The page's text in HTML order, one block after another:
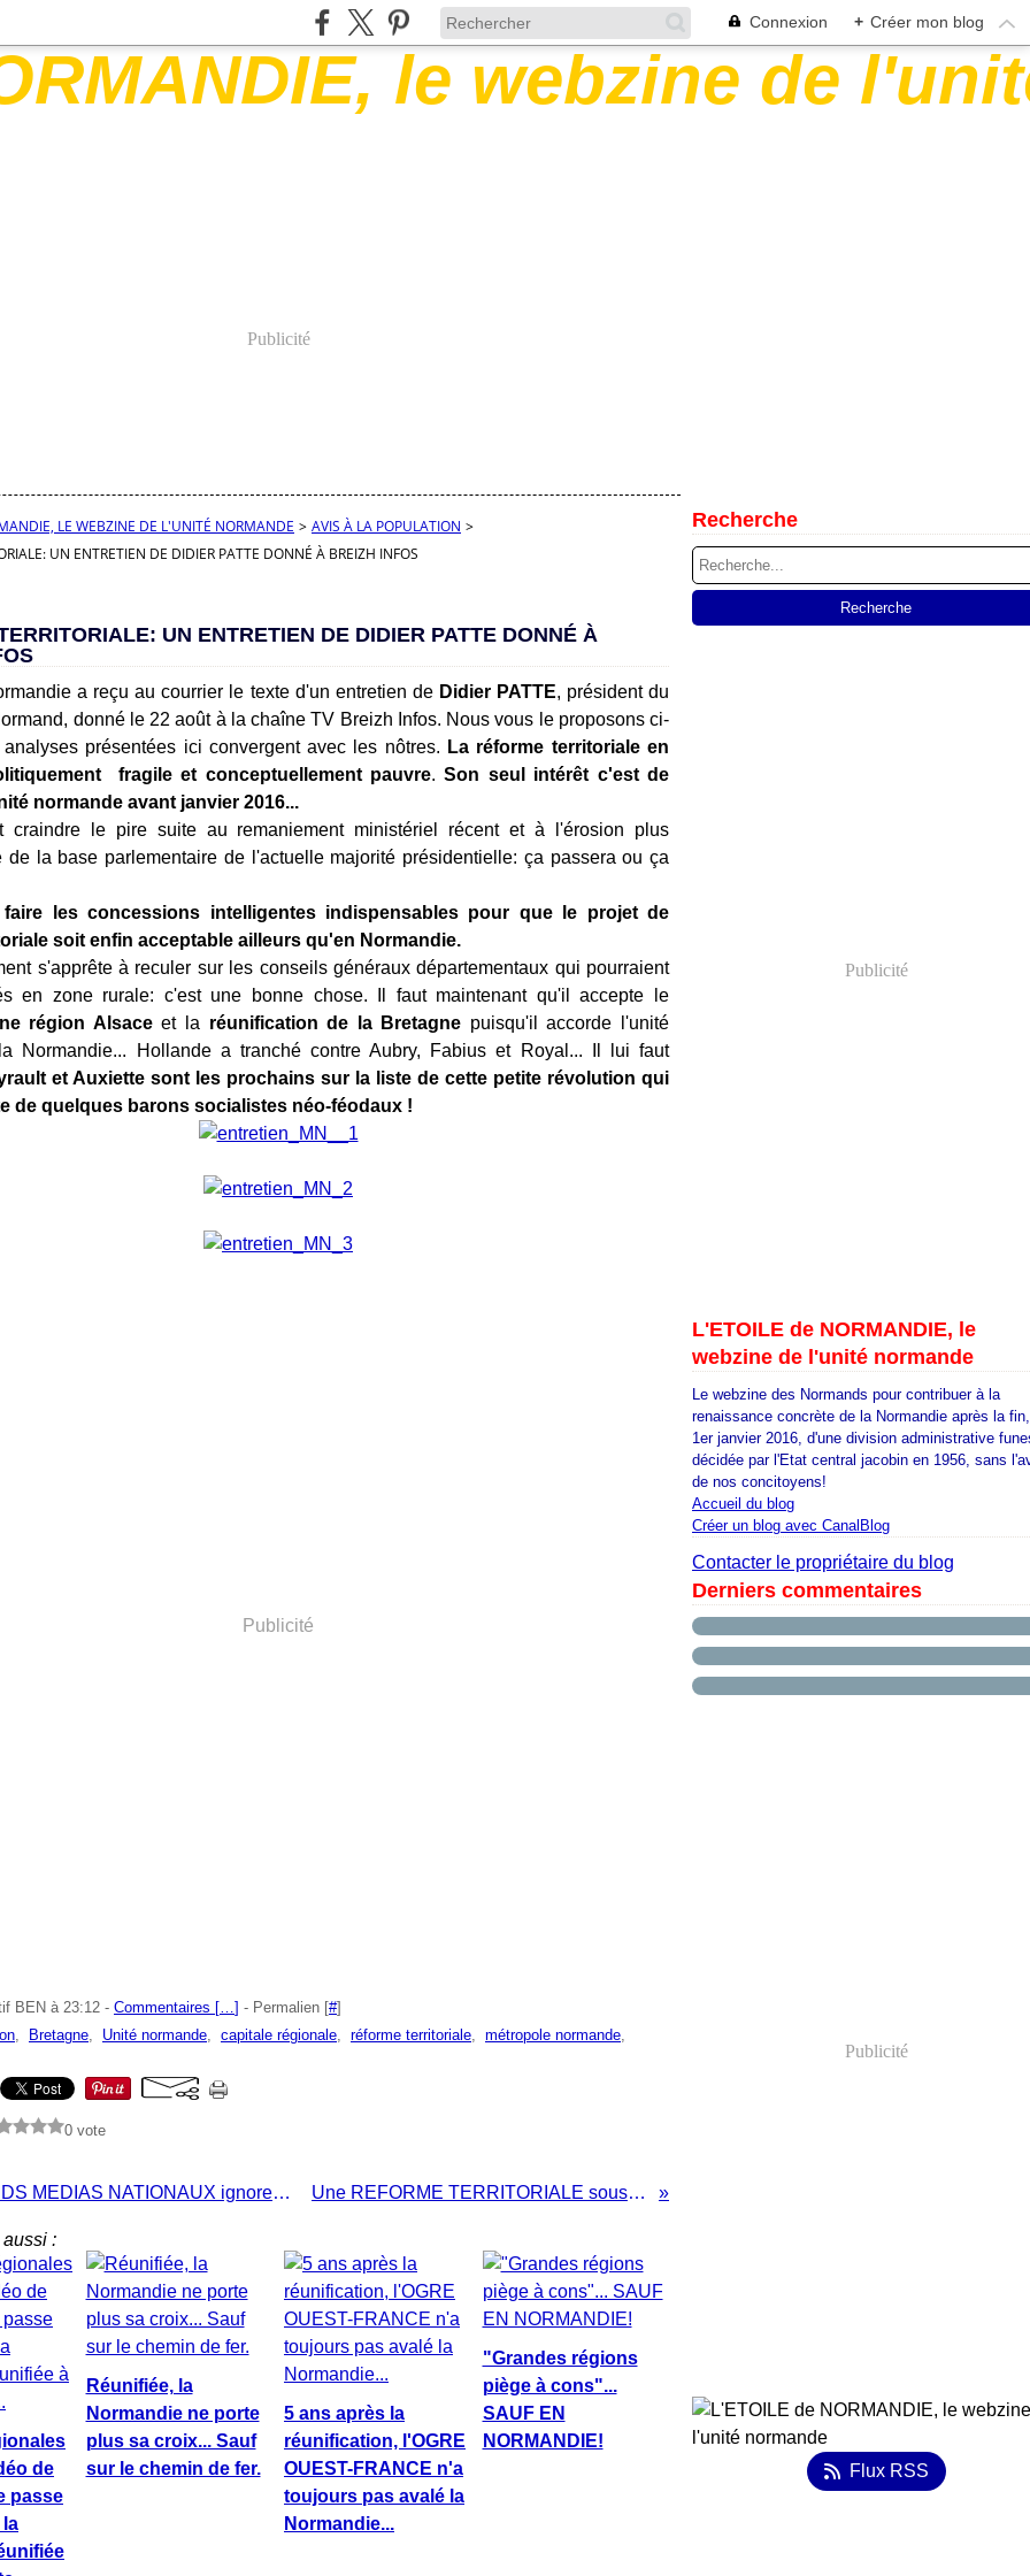
Connexion + Créer mon blog
Publicité
LE WEBZINE DE L'UNITÉ NORMANDE > AVIS À LA POPULATION >
UN ENTRETIEN DE DIDIER PATTE DONNÉ À BREIZH INFOS
UN ENTRETIEN DE DIDIER PATTE DONNÉ À
a reçu au courrier le texte d'un entretien de Didier PATTE, président du
donné le 22 août à la chaîne TV Breizh Infos. Nous vous le proposons ci-
présentées ici convergent avec les nôtres. La réforme territoriale en
fragile et conceptuellement pauvre.Son seul intérêt c'est de
normande avant janvier 2016...
craindre le pire suite au remaniement ministériel récent et à l'érosion plus
de la base parlementaire de l'actuelle majorité présidentielle: ça passera ou ça
les concessions intelligentes indispensables pour que le projet de
soit enfin acceptable ailleurs qu'en Normandie.
s'apprête à reculer sur les conseils généraux départementaux qui pourraient
en zone rurale: c'est une bonne chose. Il faut maintenant qu'il accepte le
région Alsaceet la réunification de la Bretagne puisqu'il accorde l'unité
Normandie... Hollande a tranché contre Aubry, Fabius et Royal... Il lui faut
et Auxiette sont les prochains sur la liste de cette petite révolution qui
de quelques barons socialistes néo-féodaux !
Publicité
BEN à 23:12 - Commentaires […] - Permalien [#]
, Bretagne, Unité normande, capitale régionale, réforme territoriale, métropole normande,
0 vote
LES GRANDS MEDIAS NATIONAUX ignorent les JEUX EQUESTRES MONDIAUX Une REFORME TERRITORIALE sous l'emprise austéritaire européenne?
aussi :
de
passe
la
Réunifiée, la
Normandie ne porte
plus sa croix... Sauf
sur le chemin de fer.
5 ans après la
réunification, l'OGRE
OUEST-FRANCE n'a
toujours pas avalé la
Normandie...
"Grandes régions
piège à cons"...
SAUF EN
NORMANDIE!
Recherche
Publicité
L'ETOILE de NORMANDIE, le
webzine de l'unité normande
Le webzine des Normands pour contribuer à la
renaissance concrète de la Normandie après la
1er janvier 2016, d'une division administrative
décidée par l'Etat central jacobin en 1956, sans
de nos concitoyens!
Accueil du blog
Créer un blog avec CanalBlog
Contacter le propriétaire du blog
Derniers commentaires
Publicité
Flux RSS